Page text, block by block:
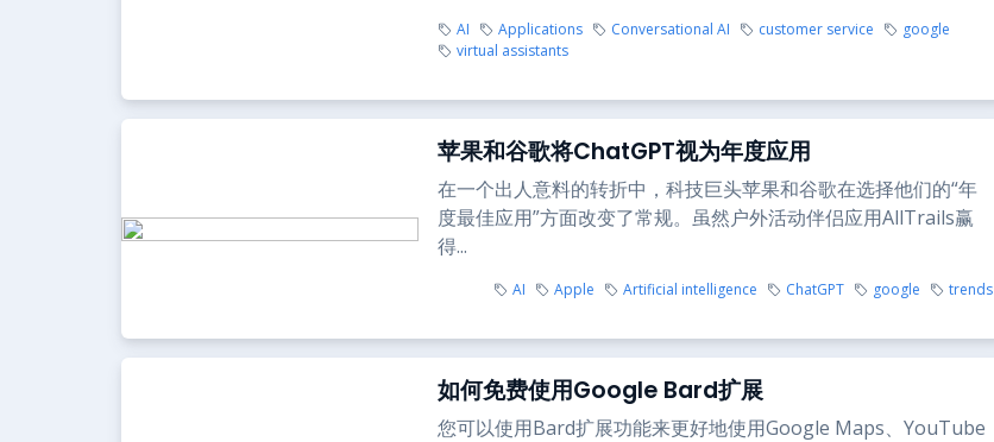
AI Applications Conversational AI customer service
google
virtual assistants
苹果和谷歌将ChatGPT视为年度应用
在一个出人意料的转折中，科技巨头苹果和谷歌在选择他们的“年
度最佳应用”方面改变了常规。虽然户外活动伴侣应用AllTrails赢
得...
AI Apple Artificial intelligence ChatGPT google trends
如何免费使用Google Bard扩展
您可以使用Bard扩展功能来更好地使用Google Maps、YouTube